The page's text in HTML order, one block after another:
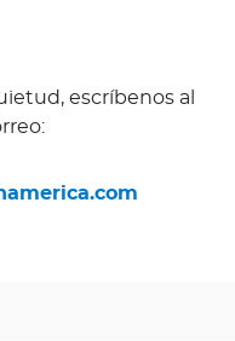
escríbenos al